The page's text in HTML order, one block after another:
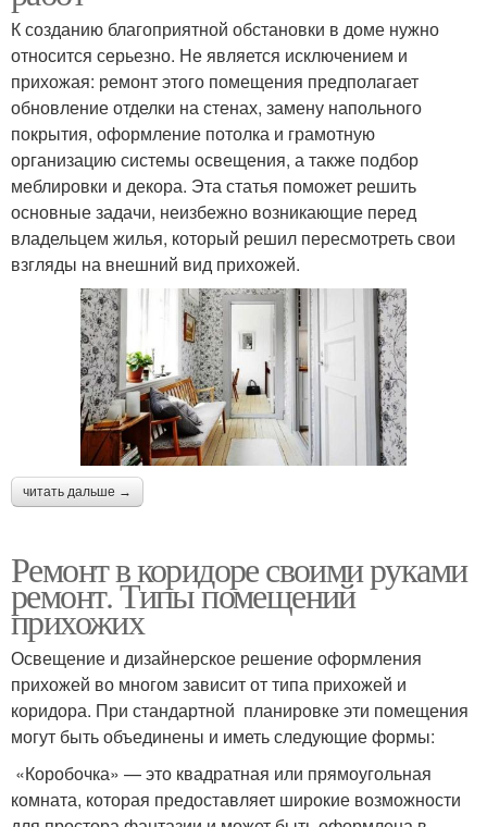
К созданию благоприятной обстановки в доме нужно
относится серьезно. Не является исключением и
прихожая: ремонт этого помещения предполагает
обновление отделки на стенах, замену напольного
покрытия, оформление потолка и грамотную
организацию системы освещения, а также подбор
меблировки и декора. Эта статья поможет решить
основные задачи, неизбежно возникающие перед
владельцем жилья, который решил пересмотреть свои
взгляды на внешний вид прихожей.
читать дальше →
Ремонт в коридоре своими руками
ремонт. Типы помещений
прихожих
Освещение и дизайнерское решение оформления
прихожей во многом зависит от типа прихожей и
коридора. При стандартной планировке эти помещения
могут быть объединены и иметь следующие формы:
«Коробочка» — это квадратная или прямоугольная
комната, которая предоставляет широкие возможности